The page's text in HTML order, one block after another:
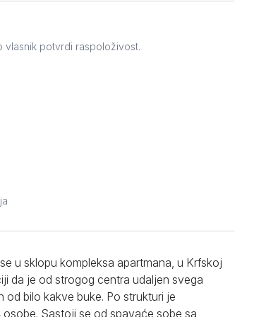
potvrdi raspoloživost.
u sklopu kompleksa apartmana, u Krfskoj
da je od strogog centra udaljen svega
bilo kakve buke. Po strukturi je
Sastoji se od spavaće sobe sa